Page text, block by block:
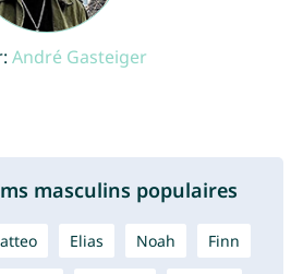
André Gasteiger
masculins populaires
Elias Noah Finn